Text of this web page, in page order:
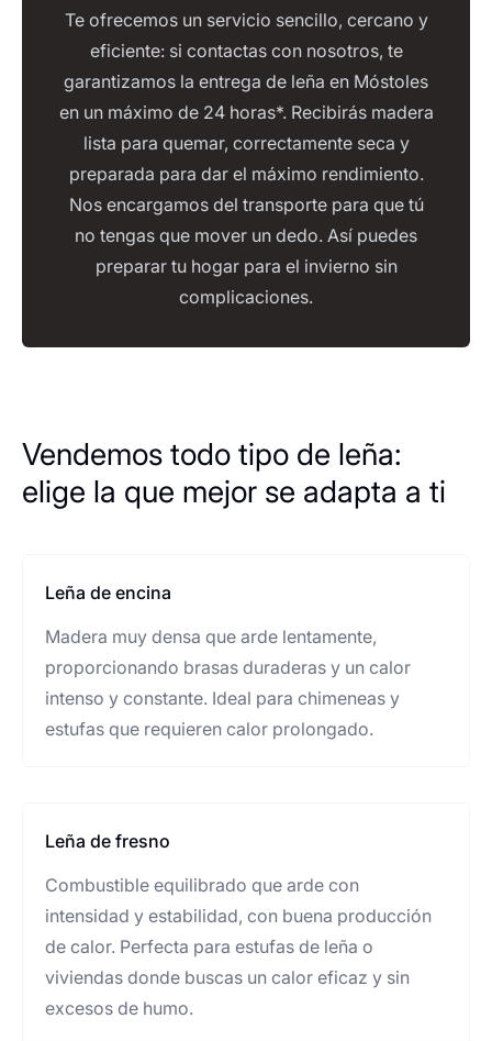
Te ofrecemos un servicio sencillo, cercano y
eficiente: si contactas con nosotros, te
garantizamos la entrega de leña en Móstoles
en un máximo de 24 horas*. Recibirás madera
lista para quemar, correctamente seca y
preparada para dar el máximo rendimiento.
Nos encargamos del transporte para que tú
no tengas que mover un dedo. Así puedes
preparar tu hogar para el invierno sin
complicaciones.
Vendemos todo tipo de leña:
elige la que mejor se adapta a ti
Leña de encina
Madera muy densa que arde lentamente,
proporcionando brasas duraderas y un calor
intenso y constante. Ideal para chimeneas y
estufas que requieren calor prolongado.
Leña de fresno
Combustible equilibrado que arde con
intensidad y estabilidad, con buena producción
de calor. Perfecta para estufas de leña o
viviendas donde buscas un calor eficaz y sin
excesos de humo.